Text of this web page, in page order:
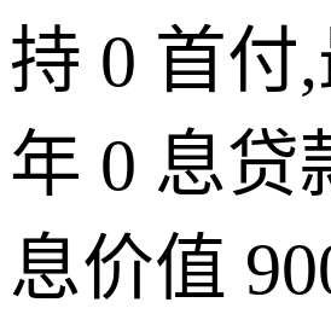
持 0 首付
年 0 息贷
息价值